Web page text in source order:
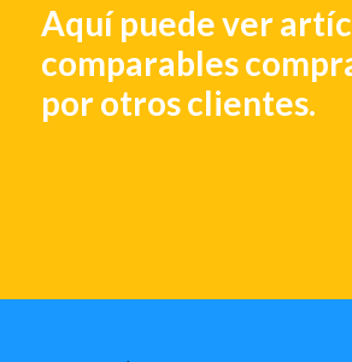
Aquí puede ver
comparables
por otros clientes.